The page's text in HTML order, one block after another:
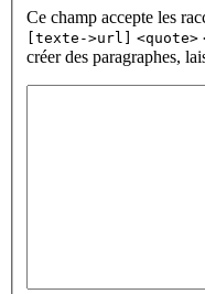
Ce champ accepte les
[texte->url] <quote>
créer des paragraphes,